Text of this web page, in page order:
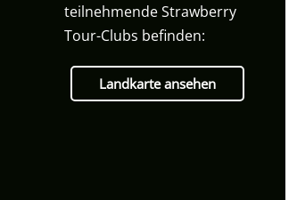
teilnehmende Strawberry
Tour-Clubs befinden:
Landkarte ansehen